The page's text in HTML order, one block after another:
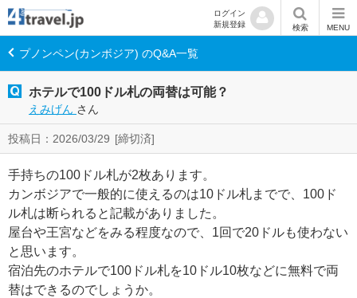
ログイン
新規登録
検索 MENU
プノンペン(カンボジア) のQ&A一覧
ホテルで100ドル札の両替は可能？
えみげん さん
投稿日：2026/03/29 [締切済]
手持ちの100ドル札が2枚あります。
カンボジアで一般的に使えるのは10ドル札までで、100ド
ル札は断られると記載がありました。
屋台や王宮などをみる程度なので、1回で20ドルも使わない
と思います。
宿泊先のホテルで100ドル札を10ドル10枚などに無料で両
替はできるのでしょうか。